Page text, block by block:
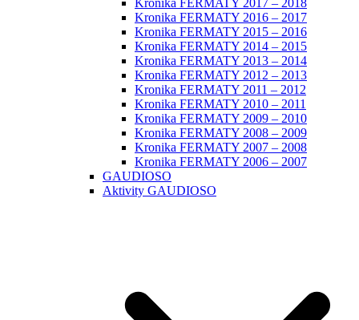
Kronika FERMATY 2016 – 2017
Kronika FERMATY 2015 – 2016
Kronika FERMATY 2014 – 2015
Kronika FERMATY 2013 – 2014
Kronika FERMATY 2012 – 2013
Kronika FERMATY 2011 – 2012
Kronika FERMATY 2010 – 2011
Kronika FERMATY 2009 – 2010
Kronika FERMATY 2008 – 2009
Kronika FERMATY 2007 – 2008
Kronika FERMATY 2006 – 2007
GAUDIOSO
Aktivity GAUDIOSO